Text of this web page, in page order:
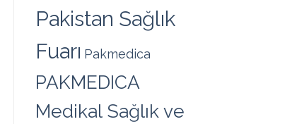
Pakistan Sağlık
Fuarı Pakmedica
PAKMEDICA
Medikal Sağlık ve